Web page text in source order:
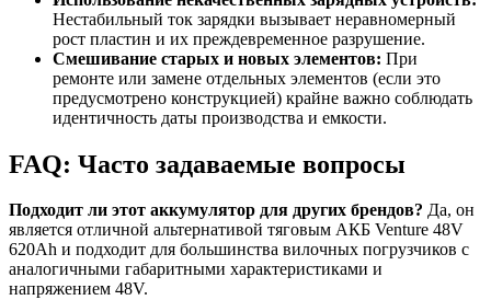
Нестабильный ток зарядки вызывает неравномерный
рост пластин и их преждевременное разрушение.
Смешивание старых и новых элементов: При
ремонте или замене отдельных элементов (если это
предусмотрено конструкцией) крайне важно соблюдать
идентичность даты производства и емкости.
FAQ: Часто задаваемые вопросы
Подходит ли этот аккумулятор для других брендов? Да, он
является отличной альтернативой тяговым АКБ Venture 48V
620Ah и подходит для большинства вилочных погрузчиков с
аналогичными габаритными характеристиками и
напряжением 48V.